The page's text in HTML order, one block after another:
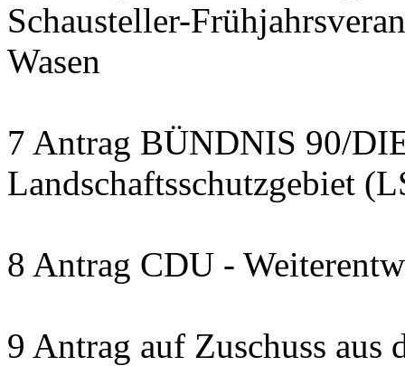
Schausteller-
Wasen
7 Antrag BÜNDNIS 90/
Landschaftsschutzgebiet
8 Antrag CDU -
9 Antrag auf Zuschuss aus